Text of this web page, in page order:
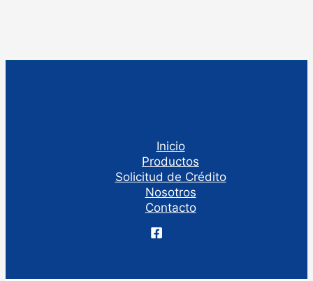
Inicio
Productos
Solicitud de Crédito
Nosotros
Contacto